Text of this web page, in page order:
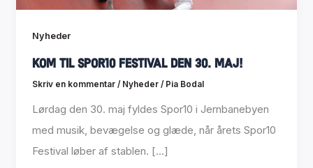
Nyheder
Kom til Spor10 Festival den 30. maj!
Skriv en kommentar / Nyheder/ Pia Bodal
Lørdag den 30. maj fyldes Spor10 i Jernbanebyen
med musik, bevægelse og glæde, når årets Spor10
Festival løber af stablen. […]